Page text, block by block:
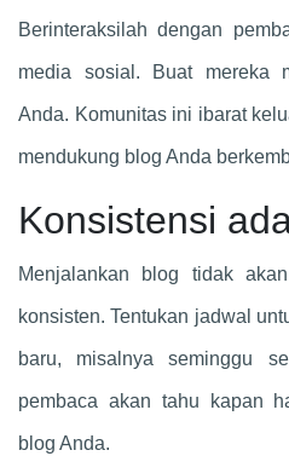
Berinteraksilah dengan
media sosial. Buat mereka
Anda. Komunitas ini ibarat
mendukung blog Anda
Konsistensi
Menjalankan blog tidak
konsisten. Tentukan jadwal
baru, misalnya seminggu
pembaca akan tahu kapan
blog Anda.